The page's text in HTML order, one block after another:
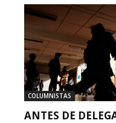
COLUMNISTAS
ANTES DE